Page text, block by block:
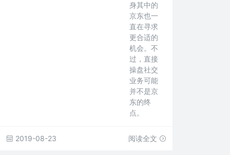
身其中的
京东也一
直在寻求
更合适的
机会。不
过，直接
操盘社交
业务可能
并不是京
东的终
点。
2019-08-23 阅读全文